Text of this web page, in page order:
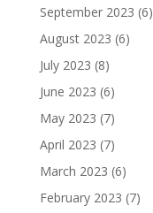
September 2023 (6)
August 2023 (6)
July 2023 (8)
June 2023 (6)
May 2023 (7)
April 2023 (7)
March 2023 (6)
February 2023 (7)